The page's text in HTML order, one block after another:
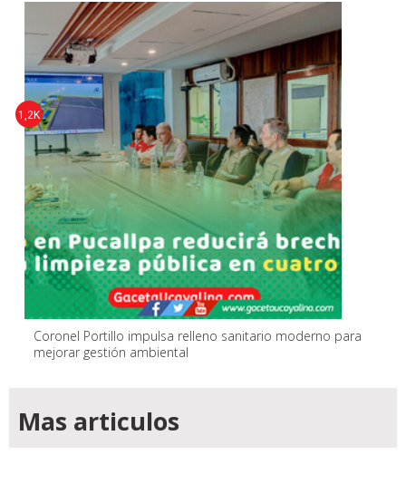
Coronel Portillo impulsa relleno sanitario moderno para
mejorar gestión ambiental
1,2K
Mas articulos